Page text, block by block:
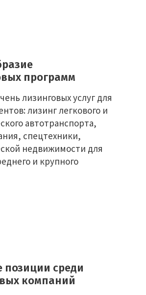
программ
лизинговых услуг для
лизинг легкового и
автотранспорта,
спецтехники,
недвижимости для
и крупного
позиции среди
компаний